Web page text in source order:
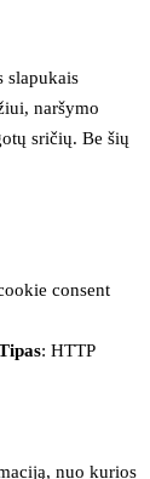
slapukais
naršymo
sričių. Be šių
consent
: HTTP
nuo kurios